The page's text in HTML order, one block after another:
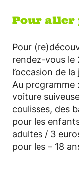
Pour aller
Pour
rendez-vous le
l’occasion de
Au programme
voiture
coulisses, des
pour les
adultes / 3
pour les – 18